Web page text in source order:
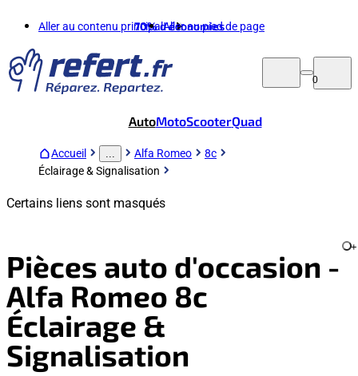
Aller au contenu principalAller au pied de page
70%d'économies
0
AutoMotoScooterQuad
Accueil Alfa Romeo
8c
Éclairage & Signalisation
Certains liens sont masqués
Pièces auto d'occasion -
Alfa Romeo 8c
Éclairage &
Signalisation
+